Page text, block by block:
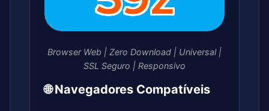
Browser Web | Zero Download | Universal |
SSL Seguro | Responsivo
🌐 Navegadores Compatíveis